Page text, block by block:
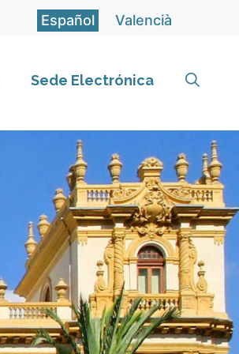
Español Valencià
Sede Electrónica